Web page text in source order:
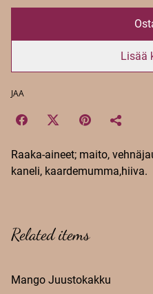
Lisää
JAA
Raaka-aineet; maito,
kaneli, kaardemumma,hiiva.
Related items
Mango Juustokakku